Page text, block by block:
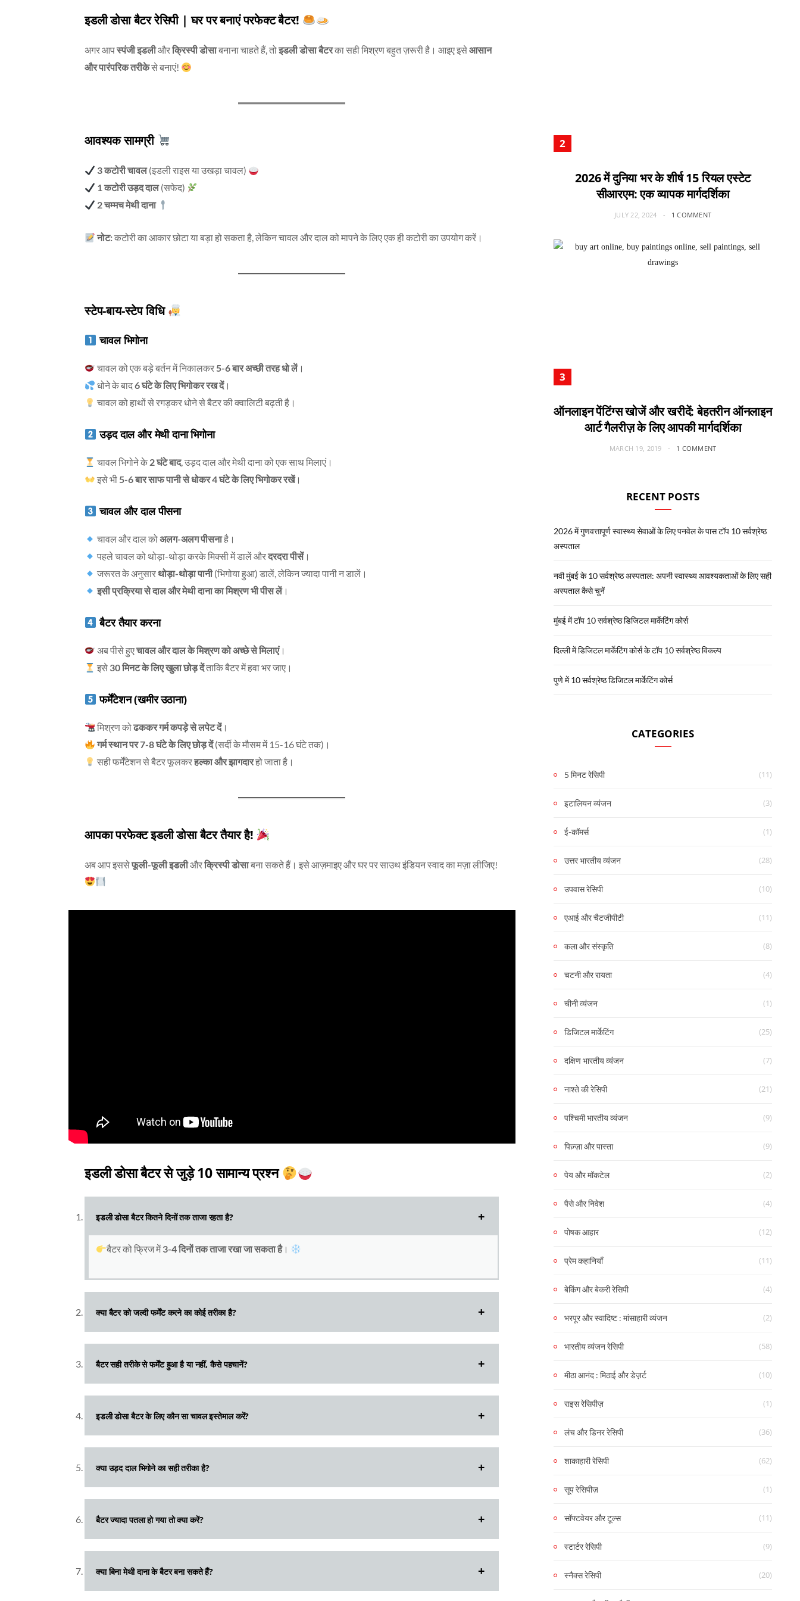
इडली डोसा बैटर रेसिपी | घर पर बनाएं परफेक्ट बैटर!
अगर आपस्पंजी इडलीऔरक्रिस्पी डोसाबनाना चाहते हैं, तोइडली डोसा बैटरका सही मिश्रण बहुत ज़रूरी है। आइए इसेआसान
और पारंपरिक तरीकेसे बनाएं!
आवश्यक सामग्री
3 कटोरी चावल(इडली राइस या उखड़ा चावल)
1 कटोरी उड़द दाल(सफेद)
2 चम्मच मेथी दाना
नोट:कटोरी का आकार छोटा या बड़ा हो सकता है, लेकिन चावल और दाल को मापने के लिए एक ही कटोरी का उपयोग करें।
स्टेप-बाय-स्टेप विधि
चावल भिगोना
चावल को एक बड़े बर्तन में निकालकर 5-6 बार अच्छी तरह धो लें।
धोने के बाद6 घंटे के लिए भिगोकर रख दें।
चावल को हाथों से रगड़कर धोने से बैटर की क्वालिटी बढ़ती है।
उड़द दाल और मेथी दाना भिगोना
चावल भिगोने के 2 घंटे बाद, उड़द दाल और मेथी दाना को एक साथ मिलाएं।
इसे भी 5-6 बार साफ पानी से धोकर4 घंटे के लिए भिगोकर रखें।
चावल और दाल पीसना
चावल और दाल कोअलग-अलग पीसनाहै।
पहले चावल को थोड़ा-थोड़ा करके मिक्सी में डालें औरदरदरा पीसें।
जरूरत के अनुसारथोड़ा-थोड़ा पानी(भिगोया हुआ) डालें, लेकिन ज्यादा पानी न डालें।
इसी प्रक्रिया से दाल और मेथी दाना का मिश्रण भी पीस लें।
बैटर तैयार करना
अब पीसे हुएचावल और दाल के मिश्रण को अच्छे से मिलाएं।
इसे 30 मिनट के लिए खुला छोड़ देंताकि बैटर में हवा भर जाए।
फर्मेंटेशन (खमीर उठाना)
मिश्रण कोढककर गर्म कपड़े से लपेट दें।
गर्म स्थान पर 7-8 घंटे के लिए छोड़ दें(सर्दी के मौसम में 15-16 घंटे तक)।
सही फर्मेंटेशन से बैटर फूलकरहल्का और झागदारहो जाता है।
आपका परफेक्ट इडली डोसा बैटर तैयार है!
अब आप इससेफूली-फूली इडलीऔरक्रिस्पी डोसाबना सकते हैं। इसे आज़माइए और घर पर साउथ इंडियन स्वाद का मज़ा लीजिए!
इडली डोसा बैटर से जुड़े 10 सामान्य प्रश्न
इडली डोसा बैटर कितने दिनों तक ताजा रहता है?
बैटर को फ्रिज में3-4 दिनों तक ताजा रखा जा सकता है।
क्या बैटर को जल्दी फर्मेंट करने का कोई तरीका है?
बैटर सही तरीके से फर्मेंट हुआ है या नहीं, कैसे पहचानें?
इडली डोसा बैटर के लिए कौन सा चावल इस्तेमाल करें?
क्या उड़द दाल भिगोने का सही तरीका है?
बैटर ज्यादा पतला हो गया तो क्या करें?
क्या बिना मेथी दाना के बैटर बना सकते हैं?
2026 में दुनिया भर के शीर्ष 15 रियल एस्टेट
सीआरएम: एक व्यापक मार्गदर्शिका
JULY 22, 2024 1 COMMENT
ऑनलाइन पेंटिंग्स खोजें और खरीदें: बेहतरीन ऑनलाइन
आर्ट गैलरीज़ के लिए आपकी मार्गदर्शिका
MARCH 19, 2019 1 COMMENT
RECENT POSTS
2026 में गुणवत्तापूर्ण स्वास्थ्य सेवाओं के लिए पनवेल के पास टॉप 10 सर्वश्रेष्ठ
अस्पताल
नवी मुंबई के 10 सर्वश्रेष्ठ अस्पताल: अपनी स्वास्थ्य आवश्यकताओं के लिए सही
अस्पताल कैसे चुनें
मुंबई में टॉप 10 सर्वश्रेष्ठ डिजिटल मार्केटिंग कोर्स
दिल्ली में डिजिटल मार्केटिंग कोर्स के टॉप 10 सर्वश्रेष्ठ विकल्प
पुणे में 10 सर्वश्रेष्ठ डिजिटल मार्केटिंग कोर्स
CATEGORIES
5 मिनट रेसिपी (11)
इटालियन व्यंजन (3)
ई-कॉमर्स (1)
उत्तर भारतीय व्यंजन (28)
उपवास रेसिपी (10)
एआई और चैटजीपीटी (11)
कला और संस्कृति (8)
चटनी और रायता (4)
चीनी व्यंजन (1)
डिजिटल मार्केटिंग (25)
दक्षिण भारतीय व्यंजन (7)
नाश्ते की रेसिपी (21)
पश्चिमी भारतीय व्यंजन (9)
पिज़्ज़ा और पास्ता (9)
पेय और मॉकटेल (2)
पैसे और निवेश (4)
पोषक आहार (12)
प्रेम कहानियाँ (11)
बेकिंग और बेकरी रेसिपी (4)
भरपूर और स्वादिष्ट : मांसाहारी व्यंजन (2)
भारतीय व्यंजन रेसिपी (58)
मीठा आनंद : मिठाई और डेज़र्ट (10)
राइस रेसिपीज़ (1)
लंच और डिनर रेसिपी (36)
शाकाहारी रेसिपी (62)
सूप रेसिपीज़ (1)
सॉफ्टवेयर और टूल्स (11)
स्टार्टर रेसिपी (9)
स्नैक्स रेसिपी (20)